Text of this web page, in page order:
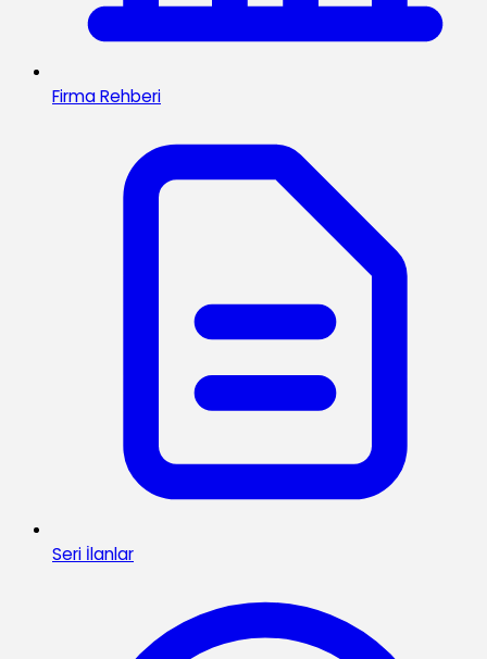
Firma Rehberi
Seri İlanlar